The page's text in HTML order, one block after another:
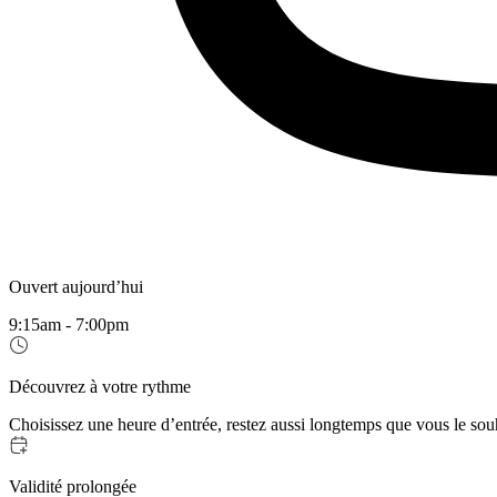
Ouvert aujourd’hui
9:15am - 7:00pm
Découvrez à votre rythme
Choisissez une heure d’entrée, restez aussi longtemps que vous le
Validité prolongée